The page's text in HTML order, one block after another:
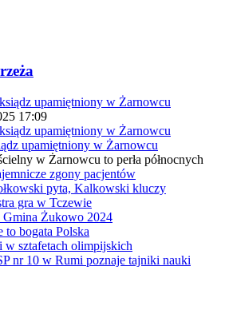
17:09
upamiętniony w Żarnowcu
w Żarnowcu to perła północnych
zgony pacjentów
pyta, Kalkowski kluczy
gra w Tczewie
Żukowo 2024
to bogata Polska
sztafetach olimpijskich
nr 10 w Rumi poznaje tajniki nauki